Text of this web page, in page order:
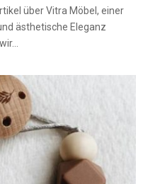
über Vitra Möbel, einer
ästhetische Eleganz